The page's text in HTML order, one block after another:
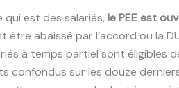
qui est des salariés, le PEE est
être abaissé par l’accord ou la
à temps partiel sont éligibles
confondus sur les douze